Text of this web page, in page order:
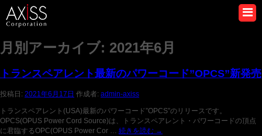
月別アーカイブ: 2021年6月
トランスペアレント最新のパワーコード”OPCS”新発売
投稿日: 2021年6月17日 作成者: admin-axiss
トランスペアレント(USA)最新のパワーコード”OPCS”のリリースです。
OPCS(OPUS Power Cord Source)は、トランスペアレント・パワーコードの頂点
に君臨するOPC(OPUS Power Cor … 続きを読む →